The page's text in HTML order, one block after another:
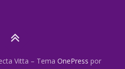
Vitta – Tema OnePress por